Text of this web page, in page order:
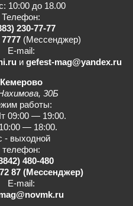
10:00 до 18.00
Телефон:
230-77-77
(Мессенджер)
E-mail:
и gefest-mag@yandex.ru
Кемерово
30Б
работы:
09:00 — 19:00.
— 18:00.
- выходной
телефон:
480-480
87(Мессенджер)
E-mail: